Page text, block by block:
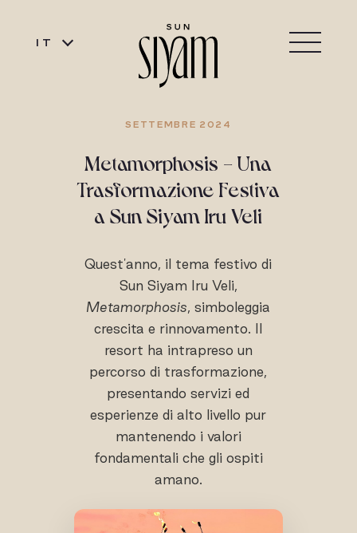
IT
SETTEMBRE 2024
Metamorphosis - Una
Trasformazione Festiva
a Sun Siyam Iru Veli
Quest'anno, il tema festivo di
Sun Siyam Iru Veli,
Metamorphosis, simboleggia
crescita e rinnovamento. Il
resort ha intrapreso un
percorso di trasformazione,
presentando servizi ed
esperienze di alto livello pur
mantenendo i valori
fondamentali che gli ospiti
amano.